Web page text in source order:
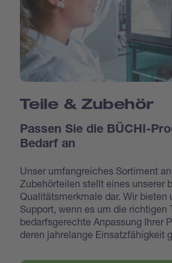
Teile & Zubehör
Passen Sie die BÜCHI-
Bedarf an
Unser umfangreiches Sortiment
Zubehörteilen stellt eines unserer
Qualitätsmerkmale dar. Wir bieten
Support, wenn es um die richtigen
bedarfsgerechte Anpassung Ihrer
deren jahrelange Einsatzfähigkeit